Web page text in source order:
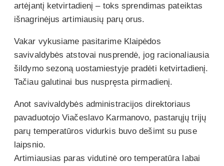
artėjantį ketvirtadienį – toks sprendimas pateiktas
išnagrinėjus artimiausių parų orus.
Vakar vykusiame pasitarime Klaipėdos
savivaldybės atstovai nusprendė, jog racionaliausia
šildymo sezoną uostamiestyje pradėti ketvirtadienį.
Tačiau galutinai bus nuspręsta pirmadienį.
Anot savivaldybės administracijos direktoriaus
pavaduotojo Viačeslavo Karmanovo, pastarųjų trijų
parų temperatūros vidurkis buvo dešimt su puse
laipsnio.
Artimiausias paras vidutinė oro temperatūra labai